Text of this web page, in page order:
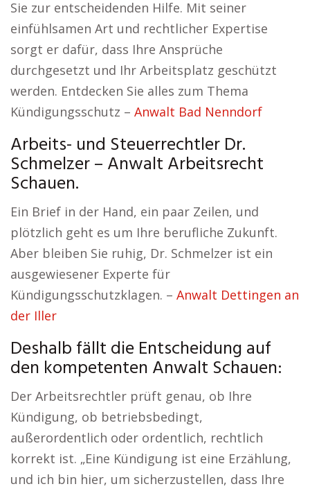
Sie zur entscheidenden Hilfe. Mit seiner
einfühlsamen Art und rechtlicher Expertise
sorgt er dafür, dass Ihre Ansprüche
durchgesetzt und Ihr Arbeitsplatz geschützt
werden. Entdecken Sie alles zum Thema
Kündigungsschutz – Anwalt Bad Nenndorf
Arbeits- und Steuerrechtler Dr.
Schmelzer – Anwalt Arbeitsrecht
Schauen.
Ein Brief in der Hand, ein paar Zeilen, und
plötzlich geht es um Ihre berufliche Zukunft.
Aber bleiben Sie ruhig, Dr. Schmelzer ist ein
ausgewiesener Experte für
Kündigungsschutzklagen. – Anwalt Dettingen an
der Iller
Deshalb fällt die Entscheidung auf
den kompetenten Anwalt Schauen:
Der Arbeitsrechtler prüft genau, ob Ihre
Kündigung, ob betriebsbedingt,
außerordentlich oder ordentlich, rechtlich
korrekt ist. „Eine Kündigung ist eine Erzählung,
und ich bin hier, um sicherzustellen, dass Ihre